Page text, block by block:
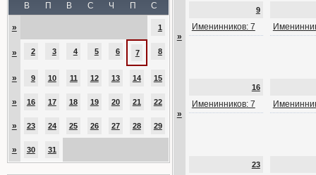
В П В С Ч П С
» 1
» 2 3 4 5 6 7 8
» 9 10 11 12 13 14 15
» 16 17 18 19 20 21 22
» 23 24 25 26 27 28 29
» 30 31
»
9
Именинников: 7
»
16
Именинников: 7
23